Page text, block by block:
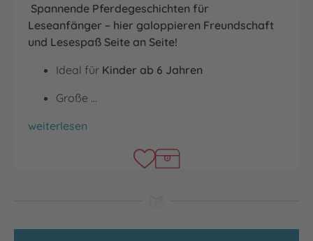
Spannende Pferdegeschichten für
Leseanfänger – hier galoppieren Freundschaft
und Lesespaß Seite an Seite!
Ideal für Kinder ab 6 Jahren
Große …
Starke Pferdeabenteuer zum ersten Lesen
weiterlesen